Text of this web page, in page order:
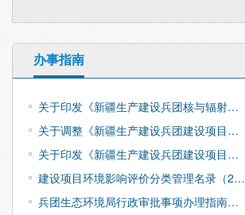
办事指南
关于印发《新疆生产建设兵团核与辐射…
关于调整《新疆生产建设兵团建设项目…
关于印发《新疆生产建设兵团建设项目…
建设项目环境影响评价分类管理名录（2…
兵团生态环境局行政审批事项办理指南…